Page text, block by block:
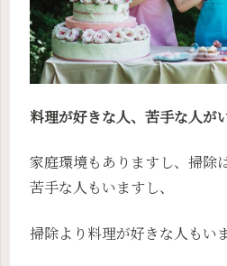
料理が好きな人、苦手な人が
家庭環境もありますし、掃除
苦手な人もいますし、
掃除より料理が好きな人もいま